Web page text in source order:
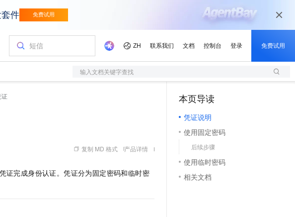
输入文档关键字查找
证
复制 MD 格式 产品详情
证完成身份认证。凭证分为固定密码和临时密
本页导读
凭证说明
使用固定密码
后续步骤
使用临时密码
相关文档